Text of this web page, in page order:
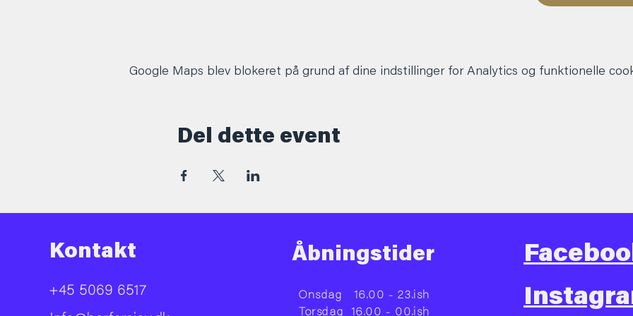
Google Maps blev blokeret på grund af dine indstillinger for Analytics og funktionelle
Del dette event
Kontakt Åbningstider
+45 5069 6517
Onsdag
Torsdag
16.00 - 23.ish
16.00 - 00.ish